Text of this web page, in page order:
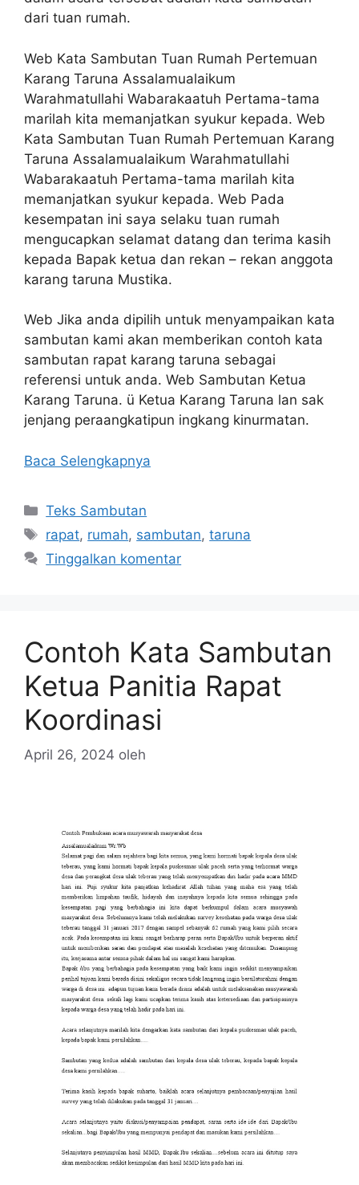
dari tuan rumah.
Web Kata Sambutan Tuan Rumah Pertemuan
Karang Taruna Assalamualaikum
Warahmatullahi Wabarakaatuh Pertama-tama
marilah kita memanjatkan syukur kepada. Web
Kata Sambutan Tuan Rumah Pertemuan Karang
Taruna Assalamualaikum Warahmatullahi
Wabarakaatuh Pertama-tama marilah kita
memanjatkan syukur kepada. Web Pada
kesempatan ini saya selaku tuan rumah
mengucapkan selamat datang dan terima kasih
kepada Bapak ketua dan rekan – rekan anggota
karang taruna Mustika.
Web Jika anda dipilih untuk menyampaikan kata
sambutan kami akan memberikan contoh kata
sambutan rapat karang taruna sebagai
referensi untuk anda. Web Sambutan Ketua
Karang Taruna. ü Ketua Karang Taruna lan sak
jenjang peraangkatipun ingkang kinurmatan.
Baca Selengkapnya
Kategori
Teks Sambutan
Tag
rapat, rumah, sambutan,taruna
Tinggalkan komentar
Contoh Kata Sambutan
Ketua Panitia Rapat
Koordinasi
April 26, 2024 oleh